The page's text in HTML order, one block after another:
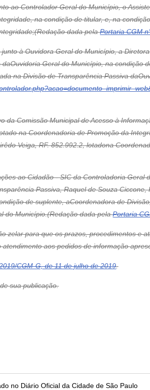
ao Controlador Geral do Município, o
na condição de titular, e, na
dada pelaPortaria CGM
à Ouvidora Geral do Município, a
Geral do Município, na condição
na Divisão de Transparência Passiva
da Comissão Municipal de Acesso à
na Coordenadoria de Promoção da
Veiga, RF. 852.992.2, lotadona
ao Cidadão - SIC da Controladoria
Passiva, Raquel de Souza
de suplente, aCoordenadora de
do Município.(Redação dada pelaPortaria
zelar para que os prazos, procedimentos e
aos pedidos de informação
CGM-G, de 11 de julho de 2019.
sua publicação.
no Diário Oficial da Cidade de São Paulo